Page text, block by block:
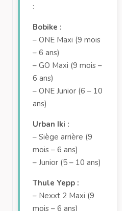
:
Bobike :
– ONE Maxi (9 mois
– 6 ans)
– GO Maxi (9 mois –
6 ans)
– ONE Junior (6 – 10
ans)
Urban Iki :
– Siège arrière (9
mois – 6 ans)
– Junior (5 – 10 ans)
Thule Yepp :
– Nexxt 2 Maxi (9
mois – 6 ans)